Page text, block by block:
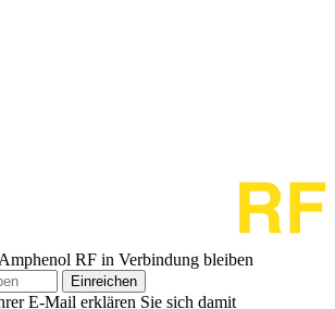
RF in Verbindung bleiben
Einreichen
E-Mail erklären Sie sich damit